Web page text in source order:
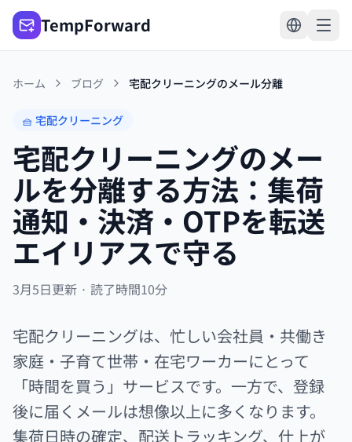
TempForward
ホーム ブログ 宅配クリーニングのメール分離
🧺 宅配クリーニング
宅配クリーニングのメー
ルを分離する方法：集荷
通知・決済・OTPを転送
エイリアスで守る
3月5日更新 · 読了時間10分
宅配クリーニングは、忙しい会社員・共働き
家庭・子育て世帯・在宅ワーカーにとって
「時間を買う」サービスです。一方で、登録
後に届くメールは想像以上に多くなります。
集荷日時の確定、配送トラッキング、仕上が